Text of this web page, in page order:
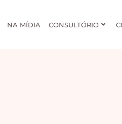
NA MÍDIA CONSULTÓRIO